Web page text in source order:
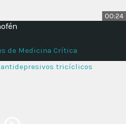
00:24
de Medicina Crítica